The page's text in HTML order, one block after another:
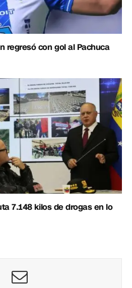
regresó con gol al Pachuca
7.148 kilos de drogas en lo